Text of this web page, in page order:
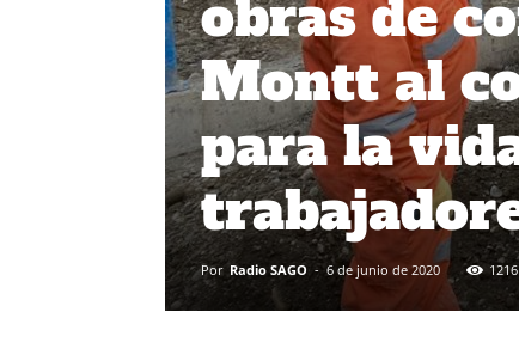
obras de
Montt al
para la
Por Radio SAGO - 6 de junio de 2020 1216